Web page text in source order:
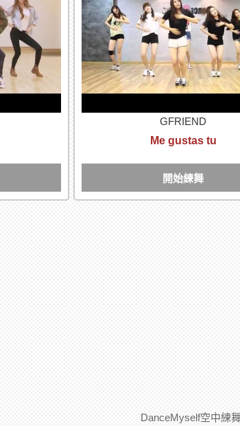
GFRIEND
Me gustas tu
開始練舞
DanceMyself空中練